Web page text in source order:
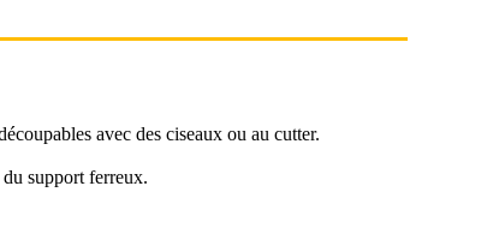
avec des ciseaux ou au cutter.
support ferreux.